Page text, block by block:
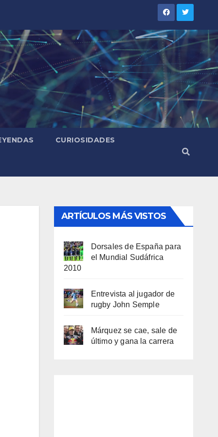
CURIOSIDADES
ARTÍCULOS MÁS VISTOS
Dorsales de España para
el Mundial Sudáfrica
2010
Entrevista al jugador de
rugby John Semple
Márquez se cae, sale de
último y gana la carrera